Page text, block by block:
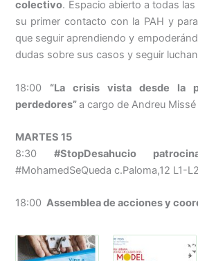
colectivo. Espacio abierto a todas
su primer contacto con la PAH y
que seguir aprendiendo y
dudas sobre sus casos y seguir
18:00 “La crisis vista desde la
perdedores”a cargo de Andreu Missé
MARTES 15
8:30#StopDesahucio
#MohamedSeQueda c.Paloma,12 L1-
18:00 Assemblea de acciones y